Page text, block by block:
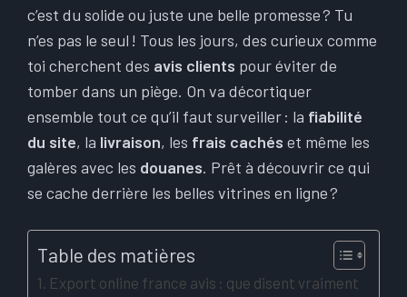
c’est du solide ou juste une belle promesse ? Tu
n’es pas le seul ! Tous les jours, des curieux comme
toi cherchent des avis clients pour éviter de
tomber dans un piège. On va décortiquer
ensemble tout ce qu’il faut surveiller : la fiabilité
du site, la livraison, les frais cachés et même les
galères avec les douanes. Prêt à découvrir ce qui
se cache derrière les belles vitrines en ligne ?
Table des matières
Export online france avis : que disent vraiment